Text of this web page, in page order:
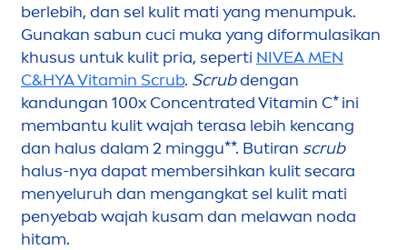
berlebih, dan sel kulit mati yang menumpuk.
Gunakan sabun cuci muka yang diformulasikan
khusus untuk kulit pria, seperti NIVEAMEN
C&HYAVitamin Scrub. Scrubdengan
kandungan 100x ConcentratedVitamin C* ini
membantu kulit wajah terasa lebih kencang
dan halus dalam 2 minggu**. Butiran scrub
halus-nya dapat membersihkan kulit secara
menyeluruh dan mengangkat sel kulit mati
penyebab wajah kusam dan melawan noda
hitam.